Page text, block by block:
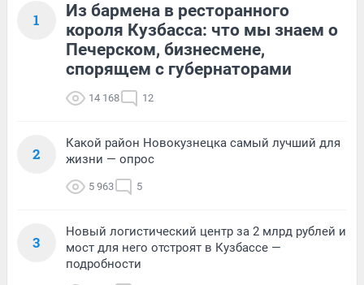
1
Из бармена в ресторанного
короля Кузбасса: что мы знаем о
Печерском, бизнесмене,
спорящем с губернаторами
14 168 12
2
Какой район Новокузнецка самый лучший для
жизни — опрос
5 963 5
3
Новый логистический центр за 2 млрд рублей и
мост для него отстроят в Кузбассе —
подробности